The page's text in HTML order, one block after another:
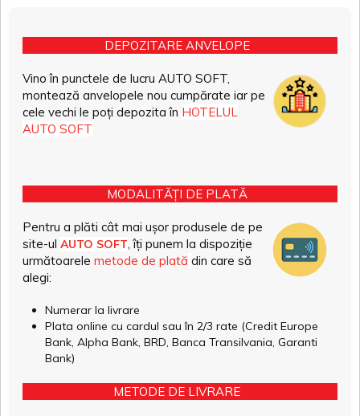
DEPOZITARE ANVELOPE
Vino în punctele de lucru AUTO SOFT,
montează anvelopele nou cumpărate iar pe
cele vechi le poți depozita în HOTELUL
AUTO SOFT
MODALITĂȚI DE PLATĂ
Pentru a plăti cât mai ușor produsele de pe
site-ul AUTO SOFT, îți punem la dispoziție
următoarele metode de plată din care să
alegi:
Numerar la livrare
Plata online cu cardul sau în 2/3 rate (Credit Europe
Bank, Alpha Bank, BRD, Banca Transilvania, Garanti
Bank)
METODE DE LIVRARE